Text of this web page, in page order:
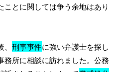
ことに関しては争う余地はあり
、刑事事件に強い弁護士を探し
務所に相談に訪れました。公務